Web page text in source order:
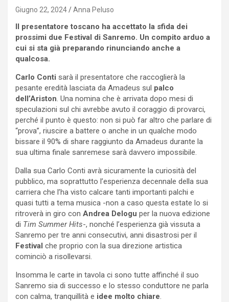
Giugno 22, 2024 Anna Peluso
Il presentatore toscano ha accettato la sfida dei
prossimi due Festival di Sanremo. Un compito arduo a
cui si sta già preparando rinunciando anche a
qualcosa.
Carlo Conti sarà il presentatore che raccoglierà la
pesante eredità lasciata da Amadeus sul palco
dell’Ariston. Una nomina che è arrivata dopo mesi di
speculazioni sul chi avrebbe avuto il coraggio di provarci,
perché il punto è questo: non si può far altro che parlare di
“prova”, riuscire a battere o anche in un qualche modo
bissare il 90% di share raggiunto da Amadeus durante la
sua ultima finale sanremese sarà davvero impossibile.
Dalla sua Carlo Conti avrà sicuramente la curiosità del
pubblico, ma soprattutto l’esperienza decennale della sua
carriera che l’ha visto calcare tanti importanti palchi e
quasi tutti a tema musica -non a caso questa estate lo si
ritroverà in giro con Andrea Delogu per la nuova edizione
di Tim Summer Hits-, nonché l’esperienza già vissuta a
Sanremo per tre anni consecutivi, anni disastrosi per il
Festival che proprio con la sua direzione artistica
cominciò a risollevarsi.
Insomma le carte in tavola ci sono tutte affinché il suo
Sanremo sia di successo e lo stesso conduttore ne parla
con calma, tranquillità e idee molto chiare.